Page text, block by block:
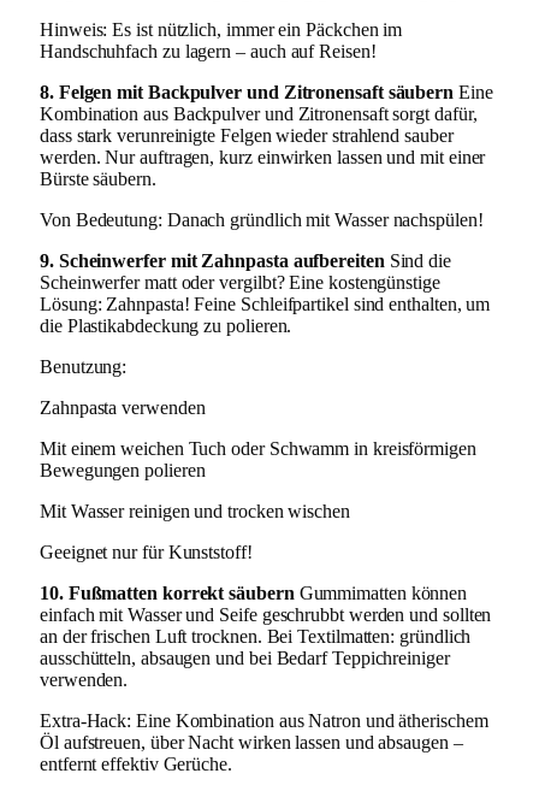
Hinweis: Es ist nützlich, immer ein Päckchen im
Handschuhfach zu lagern – auch auf Reisen!
8. Felgen mit Backpulver und Zitronensaft säubern Eine
Kombination aus Backpulver und Zitronensaft sorgt dafür,
dass stark verunreinigte Felgen wieder strahlend sauber
werden. Nur auftragen, kurz einwirken lassen und mit einer
Bürste säubern.
Von Bedeutung: Danach gründlich mit Wasser nachspülen!
9. Scheinwerfer mit Zahnpasta aufbereiten Sind die
Scheinwerfer matt oder vergilbt? Eine kostengünstige
Lösung: Zahnpasta! Feine Schleifpartikel sind enthalten, um
die Plastikabdeckung zu polieren.
Benutzung:
Zahnpasta verwenden
Mit einem weichen Tuch oder Schwamm in kreisförmigen
Bewegungen polieren
Mit Wasser reinigen und trocken wischen
Geeignet nur für Kunststoff!
10. Fußmatten korrekt säubern Gummimatten können
einfach mit Wasser und Seife geschrubbt werden und sollten
an der frischen Luft trocknen. Bei Textilmatten: gründlich
ausschütteln, absaugen und bei Bedarf Teppichreiniger
verwenden.
Extra-Hack: Eine Kombination aus Natron und ätherischem
Öl aufstreuen, über Nacht wirken lassen und absaugen –
entfernt effektiv Gerüche.